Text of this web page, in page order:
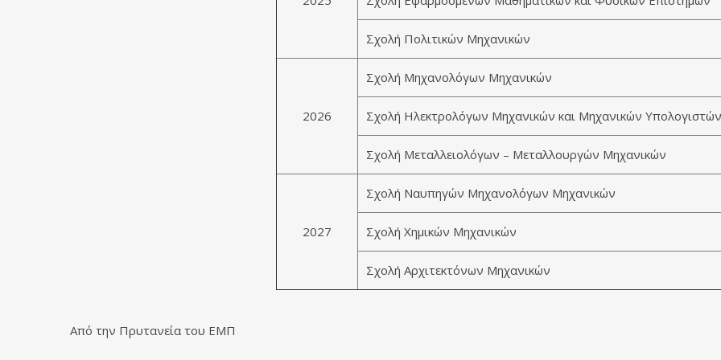
Σχολή Πολιτικών Μηχανικών
2026
Σχολή Μηχανολόγων Μηχανικών
Σχολή Ηλεκτρολόγων Μηχανικών και Μηχανικών Υπολογιστών
Σχολή Μεταλλειολόγων – Μεταλλουργών Μηχανικών
2027
Σχολή Ναυπηγών Μηχανολόγων Μηχανικών
Σχολή Χημικών Μηχανικών
Σχολή Αρχιτεκτόνων Μηχανικών
Από την Πρυτανεία του ΕΜΠ